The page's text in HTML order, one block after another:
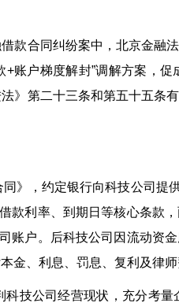
合同纠纷案中，北京金融
+账户梯度解封”调解方案，
》第二十三条和第五十五条
，约定银行向科技公司提
款利率、到期日等核心条款
账户。后科技公司因流动资
金、利息、罚息、复利及律
公司经营现状，充分考量